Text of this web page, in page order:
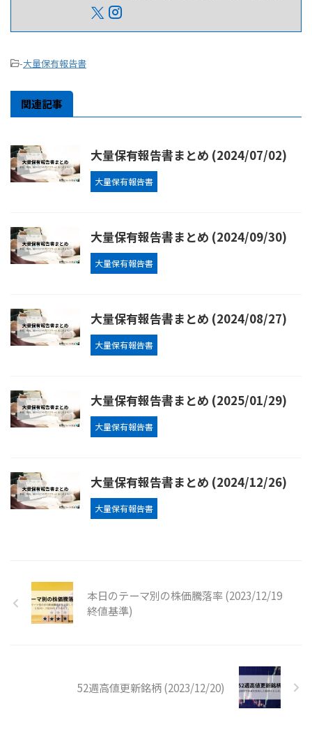
-大量保有報告書
関連記事
大量保有報告書まとめ (2024/07/02)
大量保有報告書
大量保有報告書まとめ (2024/09/30)
大量保有報告書
大量保有報告書まとめ (2024/08/27)
大量保有報告書
大量保有報告書まとめ (2025/01/29)
大量保有報告書
大量保有報告書まとめ (2024/12/26)
大量保有報告書
本日のテーマ別の株価騰落率 (2023/12/19
終値基準)
52週高値更新銘柄 (2023/12/20)